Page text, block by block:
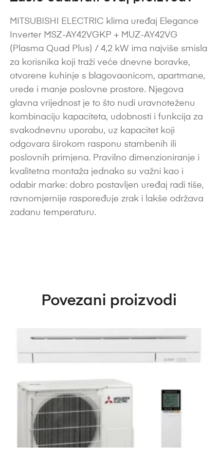
MITSUBISHI ELECTRIC klima uređaj Elegance
Inverter MSZ-AY42VGKP + MUZ-AY42VG
(Plasma Quad Plus) / 4,2 kW ima najviše smisla
za korisnika koji traži veće dnevne boravke,
otvorene kuhinje s blagovaonicom, apartmane,
urede i manje poslovne prostore. Njegova
glavna vrijednost je to što nudi uravnoteženu
kombinaciju kapaciteta, udobnosti i funkcija za
svakodnevnu uporabu, uz kapacitet koji
odgovara širokom rasponu stambenih ili
poslovnih primjena. Pravilno dimenzioniranje i
kvalitetna montaža jednako su važni kao i
odabir marke: dobro postavljen uređaj radi tiše,
ravnomjernije raspoređuje zrak i lakše održava
zadanu temperaturu.
Povezani proizvodi